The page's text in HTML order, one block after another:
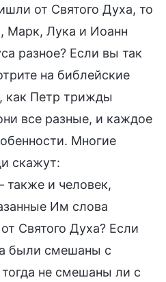
от Святого Духа, то
Марк, Лука и Иоанн
разное? Если вы так
на библейские
как Петр трижды
все разные, и каждое
Многие
скажут:
и человек,
Им слова
Святого Духа? Если
были смешаны с
не смешаны ли с